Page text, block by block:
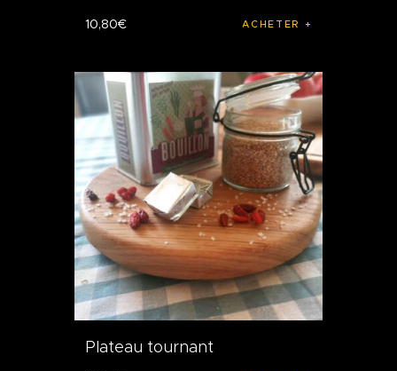
10,80€ ACHETER
Plateau tournant